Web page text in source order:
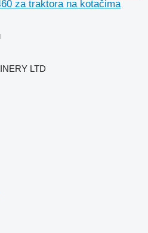
za traktora na kotačima
LTD